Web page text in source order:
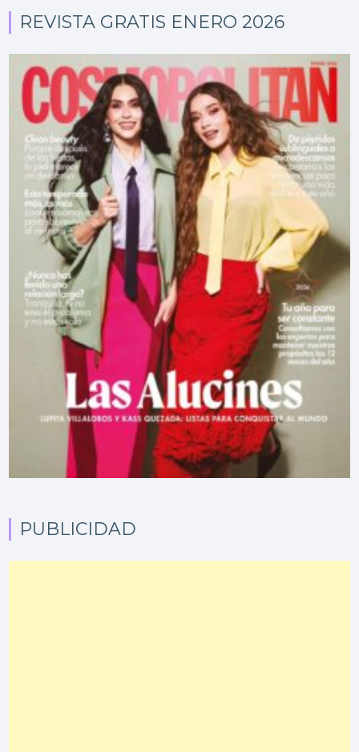
REVISTA GRATIS ENERO 2026
PUBLICIDAD